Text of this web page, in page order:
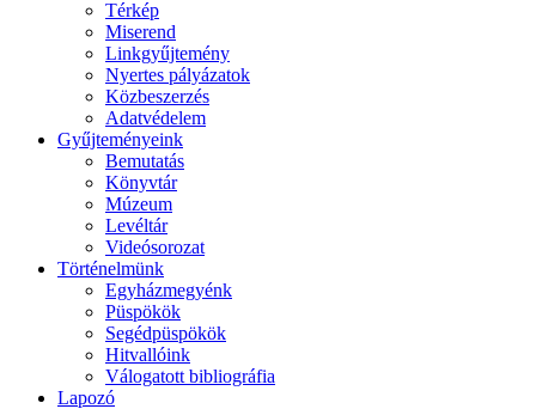
Térkép
Miserend
Linkgyűjtemény
Nyertes pályázatok
Közbeszerzés
Adatvédelem
Gyűjteményeink
Bemutatás
Könyvtár
Múzeum
Levéltár
Videósorozat
Történelmünk
Egyházmegyénk
Püspökök
Segédpüspökök
Hitvallóink
Válogatott bibliográfia
Lapozó